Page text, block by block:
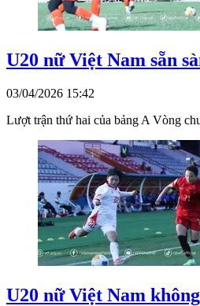
U20 nữ Việt Nam sẵn
03/04/2026 15:42
Lượt trận thứ hai của bảng A Vòng
U20 nữ Việt Nam